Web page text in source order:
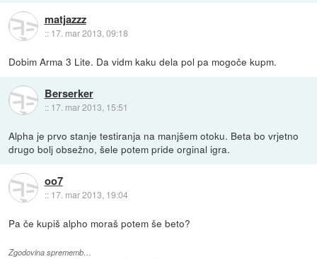
matjazzz
:: 17. mar 2013, 09:18
Dobim Arma 3 Lite. Da vidm kaku dela pol pa mogoče kupm.
Berserker
:: 17. mar 2013, 15:51
Alpha je prvo stanje testiranja na manjšem otoku. Beta bo vrjetno
drugo bolj obsežno, šele potem pride orginal igra.
oo7
:: 17. mar 2013, 19:04
Pa če kupiš alpho moraš potem še beto?
Zgodovina sprememb…